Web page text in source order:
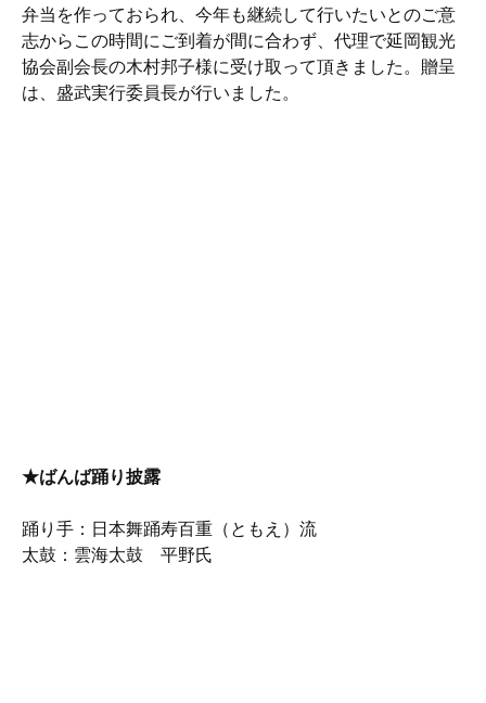
弁当を作っておられ、今年も継続して行いたいとのご意
志からこの時間にご到着が間に合わず、代理で延岡観光
協会副会長の木村邦子様に受け取って頂きました。贈呈
は、盛武実行委員長が行いました。
★ばんば踊り披露
踊り手：日本舞踊寿百重（ともえ）流
太鼓：雲海太鼓 平野氏